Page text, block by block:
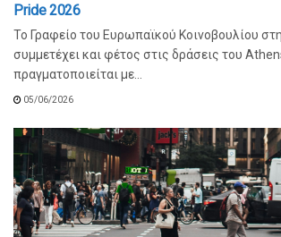
Pride 2026
Το Γραφείο του Ευρωπαϊκού Κοινοβουλίου
συμμετέχει και φέτος στις δράσεις του
πραγματοποιείται με...
05/06/2026